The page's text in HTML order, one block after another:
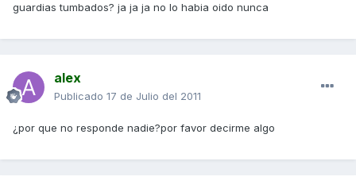
guardias tumbados? ja ja ja no lo habia oido nunca
alex
Publicado 17 de Julio del 2011
¿por que no responde nadie?por favor decirme algo